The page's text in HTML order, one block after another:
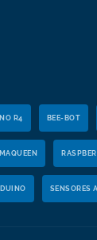
R4 BEE-BOT
SENSORES